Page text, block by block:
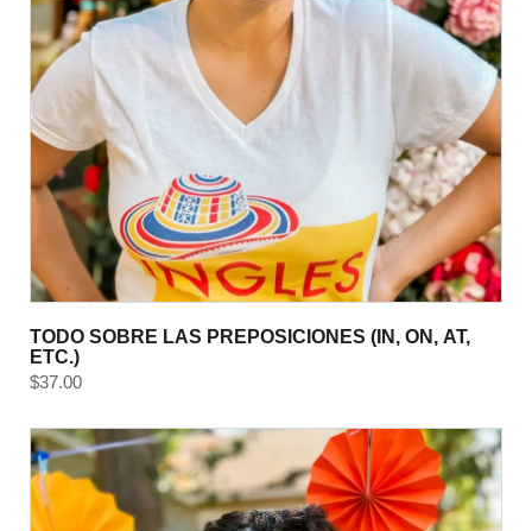
TODO SOBRE LAS PREPOSICIONES (IN, ON, AT,
ETC.)
$37.00